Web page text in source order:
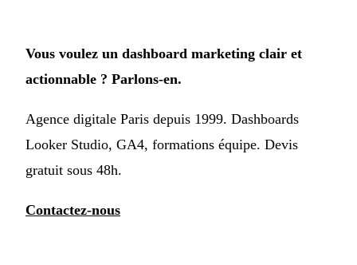
Vous voulez un dashboard marketing clair et
actionnable ? Parlons-en.
Agence digitale Paris depuis 1999. Dashboards
Looker Studio, GA4, formations équipe. Devis
gratuit sous 48h.
Contactez-nous